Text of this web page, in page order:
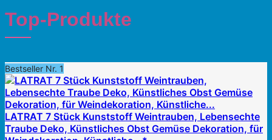
Top-Produkte
Bestseller Nr. 1
LATRAT 7 Stück Kunststoff Weintrauben, Lebensechte
Traube Deko, Künstliches Obst Gemüse Dekoration, für